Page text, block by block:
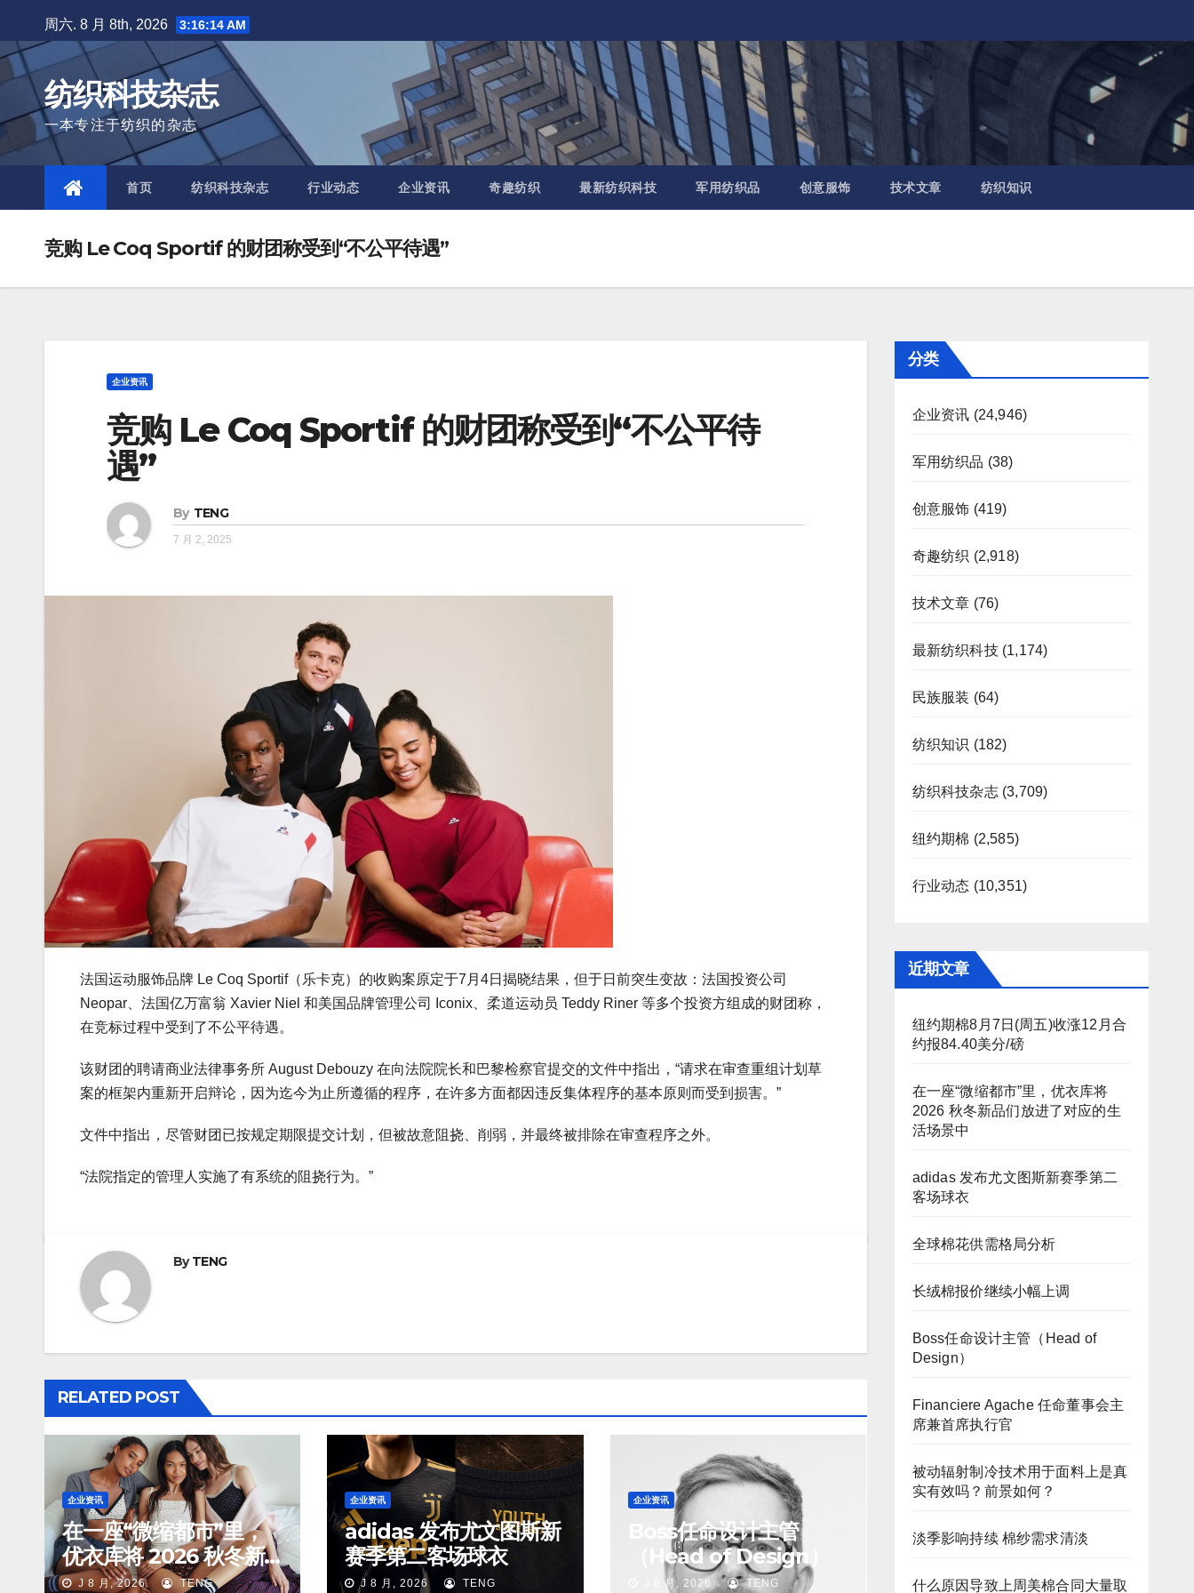
to
content
周六. 8 月 8th, 2026 3:16:14 AM
纺织科技杂志
一本专注于纺织的杂志
首页 纺织科技杂志 行业动态 企业资讯 奇趣纺织 最新纺织科技 军用纺织品 创意服饰 技术文章 纺织知识
竞购 Le Coq Sportif 的财团称受到“不公平待遇”
企业资讯
竞购 Le Coq Sportif 的财团称受到“不公平待
遇”
By TENG
7 月 2, 2025
法国运动服饰品牌 Le Coq Sportif（乐卡克）的收购案原定于7月4日揭晓结果，但于日前突生变故：法国投资公司
Neopar、法国亿万富翁 Xavier Niel 和美国品牌管理公司 Iconix、柔道运动员 Teddy Riner 等多个投资方组成的财团称，
在竞标过程中受到了不公平待遇。
该财团的聘请商业法律事务所 August Debouzy 在向法院院长和巴黎检察官提交的文件中指出，“请求在审查重组计划草
案的框架内重新开启辩论，因为迄今为止所遵循的程序，在许多方面都因违反集体程序的基本原则而受到损害。”
文件中指出，尽管财团已按规定期限提交计划，但被故意阻挠、削弱，并最终被排除在审查程序之外。
“法院指定的管理人实施了有系统的阻挠行为。”
ByTENG
RELATED POST
企业资讯
在一座“微缩都市”里，
优衣库将 2026 秋冬新
品们放进了对应的生活
J 8 月, 2026 TENG
企业资讯
adidas 发布尤文图斯新
赛季第二客场球衣
J 8 月, 2026 TENG
企业资讯
Boss任命设计主管
（Head of Design）
J 8 月, 2026 TENG
分类
企业资讯 (24,946)
军用纺织品 (38)
创意服饰 (419)
奇趣纺织 (2,918)
技术文章 (76)
最新纺织科技(1,174)
民族服装 (64)
纺织知识 (182)
纺织科技杂志(3,709)
纽约期棉 (2,585)
行业动态 (10,351)
近期文章
纽约期棉8月7日(周五)收涨12月合
约报84.40美分/磅
在一座“微缩都市”里，优衣库将
2026 秋冬新品们放进了对应的生
活场景中
adidas 发布尤文图斯新赛季第二
客场球衣
全球棉花供需格局分析
长绒棉报价继续小幅上调
Boss任命设计主管（Head of
Design）
Financiere Agache 任命董事会主
席兼首席执行官
被动辐射制冷技术用于面料上是真
实有效吗？前景如何？
淡季影响持续 棉纱需求清淡
什么原因导致上周美棉合同大量取